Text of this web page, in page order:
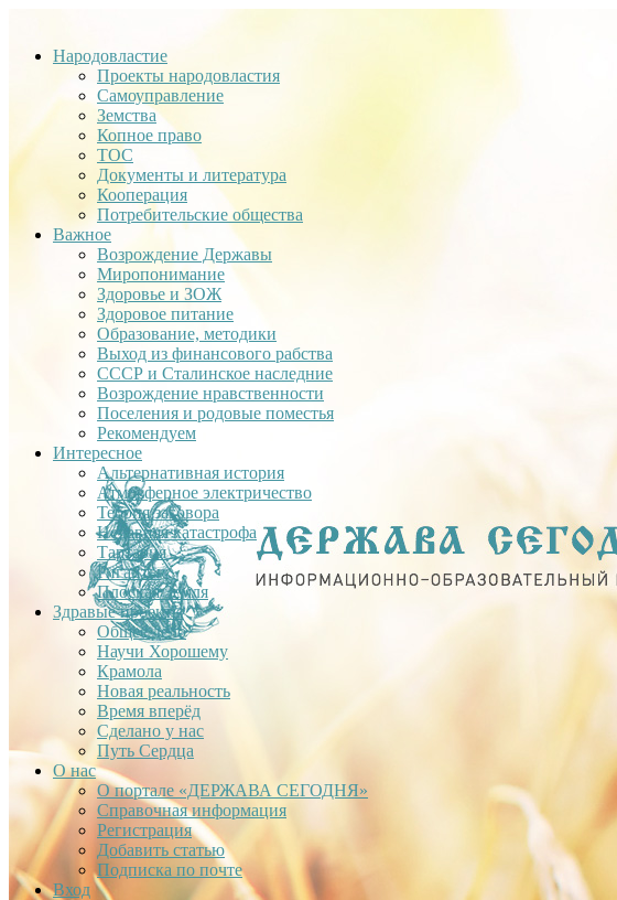
Народовластие
Проекты народовластия
Самоуправление
Земства
Копное право
ТОС
Документы и литература
Кооперация
Потребительские общества
Важное
Возрождение Державы
Миропонимание
Здоровье и ЗОЖ
Здоровое питание
Образование, методики
Выход из финансового рабства
СССР и Сталинское наследние
Возрождение нравственности
Поселения и родовые поместья
Рекомендуем
Интересное
Альтернативная история
Атмосферное электричество
Теория заговора
Недавняя катастрофа
Тартария
Гиганты
Плоская Земля
Здравые проекты
Общее дело
Научи Хорошему
Крамола
Новая реальность
Время вперёд
Сделано у нас
Путь Сердца
О нас
О портале «ДЕРЖАВА СЕГОДНЯ»
Справочная информация
Регистрация
Добавить статью
Подписка по почте
Вход